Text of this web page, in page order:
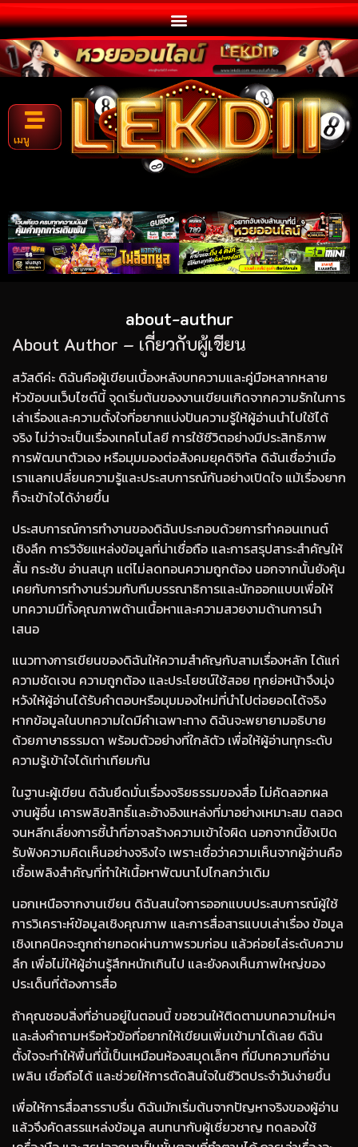
เมนู
about-authur
About Author – เกี่ยวกับผู้เขียน
สวัสดีค่ะ ดิฉันคือผู้เขียนเบื้องหลังบทความและคู่มือหลากหลาย
หัวข้อบนเว็บไซต์นี้ จุดเริ่มต้นของงานเขียนเกิดจากความรักในการ
เล่าเรื่องและความตั้งใจที่อยากแบ่งปันความรู้ให้ผู้อ่านนำไปใช้ได้
จริง ไม่ว่าจะเป็นเรื่องเทคโนโลยี การใช้ชีวิตอย่างมีประสิทธิภาพ
การพัฒนาตัวเอง หรือมุมมองต่อสังคมยุคดิจิทัล ดิฉันเชื่อว่าเมื่อ
เราแลกเปลี่ยนความรู้และประสบการณ์กันอย่างเปิดใจ แม้เรื่องยาก
ก็จะเข้าใจได้ง่ายขึ้น
ประสบการณ์การทำงานของดิฉันประกอบด้วยการทำคอนเทนต์
เชิงลึก การวิจัยแหล่งข้อมูลที่น่าเชื่อถือ และการสรุปสาระสำคัญให้
สั้น กระชับ อ่านสนุก แต่ไม่ลดทอนความถูกต้อง นอกจากนั้นยังคุ้น
เคยกับการทำงานร่วมกับทีมบรรณาธิการและนักออกแบบเพื่อให้
บทความมีทั้งคุณภาพด้านเนื้อหาและความสวยงามด้านการนำ
เสนอ
แนวทางการเขียนของดิฉันให้ความสำคัญกับสามเรื่องหลัก ได้แก่
ความชัดเจน ความถูกต้อง และประโยชน์ใช้สอย ทุกย่อหน้าจึงมุ่ง
หวังให้ผู้อ่านได้รับคำตอบหรือมุมมองใหม่ที่นำไปต่อยอดได้จริง
หากข้อมูลในบทความใดมีคำเฉพาะทาง ดิฉันจะพยายามอธิบาย
ด้วยภาษาธรรมดา พร้อมตัวอย่างที่ใกล้ตัว เพื่อให้ผู้อ่านทุกระดับ
ความรู้เข้าใจได้เท่าเทียมกัน
ในฐานะผู้เขียน ดิฉันยึดมั่นเรื่องจริยธรรมของสื่อ ไม่คัดลอกผล
งานผู้อื่น เคารพลิขสิทธิ์และอ้างอิงแหล่งที่มาอย่างเหมาะสม ตลอด
จนหลีกเลี่ยงการชี้นำที่อาจสร้างความเข้าใจผิด นอกจากนี้ยังเปิด
รับฟังความคิดเห็นอย่างจริงใจ เพราะเชื่อว่าความเห็นจากผู้อ่านคือ
เชื้อเพลิงสำคัญที่ทำให้เนื้อหาพัฒนาไปไกลกว่าเดิม
นอกเหนือจากงานเขียน ดิฉันสนใจการออกแบบประสบการณ์ผู้ใช้
การวิเคราะห์ข้อมูลเชิงคุณภาพ และการสื่อสารแบบเล่าเรื่อง ข้อมูล
เชิงเทคนิคจะถูกถ่ายทอดผ่านภาพรวมก่อน แล้วค่อยไล่ระดับความ
ลึก เพื่อไม่ให้ผู้อ่านรู้สึกหนักเกินไป และยังคงเห็นภาพใหญ่ของ
ประเด็นที่ต้องการสื่อ
ถ้าคุณชอบสิ่งที่อ่านอยู่ในตอนนี้ ขอชวนให้ติดตามบทความใหม่ๆ
และส่งคำถามหรือหัวข้อที่อยากให้เขียนเพิ่มเข้ามาได้เลย ดิฉัน
ตั้งใจจะทำให้พื้นที่นี้เป็นเหมือนห้องสมุดเล็กๆ ที่มีบทความที่อ่าน
เพลิน เชื่อถือได้ และช่วยให้การตัดสินใจในชีวิตประจำวันง่ายขึ้น
เพื่อให้การสื่อสารราบรื่น ดิฉันมักเริ่มต้นจากปัญหาจริงของผู้อ่าน
แล้วจึงคัดสรรแหล่งข้อมูล สนทนากับผู้เชี่ยวชาญ ทดลองใช้